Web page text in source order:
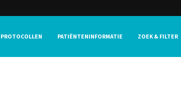
PROTOCOLLEN PATIËNTENINFORMATIE ZOEK & FILTER